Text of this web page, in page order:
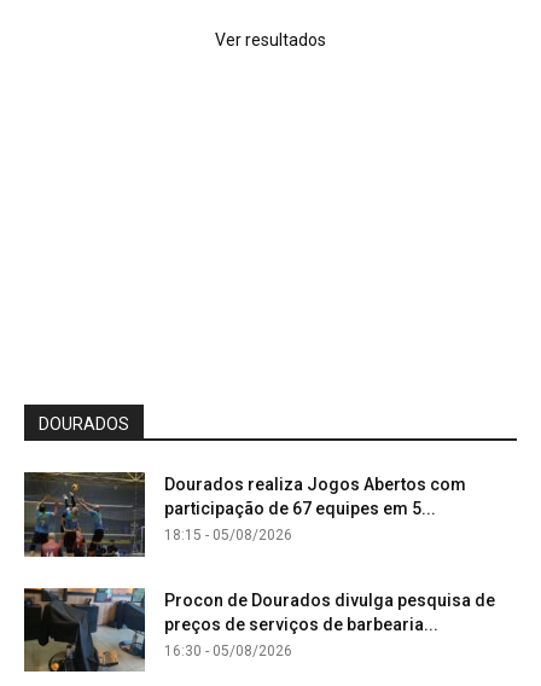
Ver resultados
DOURADOS
Dourados realiza Jogos Abertos com
participação de 67 equipes em 5...
18:15 - 05/08/2026
Procon de Dourados divulga pesquisa de
preços de serviços de barbearia...
16:30 - 05/08/2026